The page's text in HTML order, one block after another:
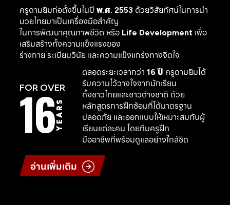
ครูดามยิมก่อตั้งขึ้นในปี พ.ศ. 2553ด้วยวิสัยทัศน์ในการนำ
มวยไทยมาเป็นเครื่องมือสำคัญ
ในการพัฒนาคุณภาพชีวิต หรือ Life Developmentเพื่อ
เสริมสร้างทั้งความแข็งแรงของ
ร่างกาย ระเบียบวินัย และความแข็งแกร่งทางจิตใจ
FOR OVER
16YEARS
ตลอดระยะเวลากว่า 16 ปี ครูดามยิมได้
รับความไว้วางใจจากนักเรียน
ทั้งชาวไทยและชาวต่างชาติ ด้วย
หลักสูตรการฝึกซ้อมที่ได้มาตรฐาน
ปลอดภัย และออกแบบให้เหมาะสมกับผู้
เรียนแต่ละคน โดยทีมครูฝึก
มืออาชีพที่พร้อมดูแลอย่างใกล้ชิด
อ่านเพิ่มเติม